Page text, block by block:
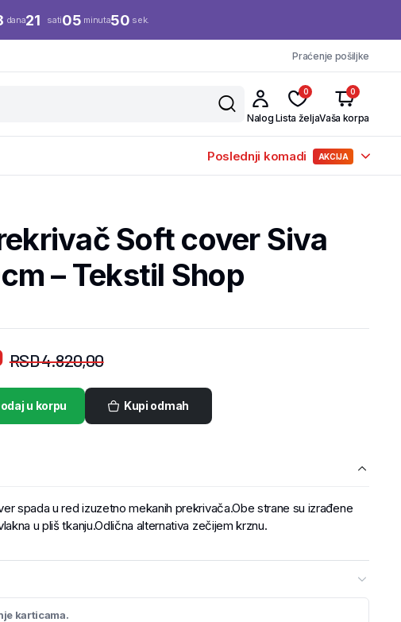
dana21 sati05 minuta49 sek.
Praćenje pošiljke
Nalog
0
Lista želja
0
Vaša korpa
Poslednji komadi AKCIJA
Soft cover Siva
– Tekstil Shop
RSD4.820,00
u korpu Kupi odmah
spada u red izuzetno mekanih prekrivača.Obe strane su izrađene
u pliš tkanju.Odlična alternativa zečijem krznu.
karticama.